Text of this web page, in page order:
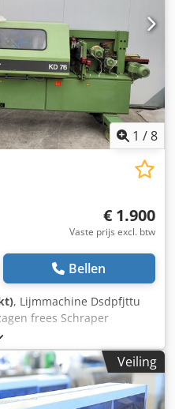
1 /8
€ 1.900
Vaste prijs excl. btw
Bellen
, Lijmmachine Dsdpfjttu
frees Schraper
Veiling